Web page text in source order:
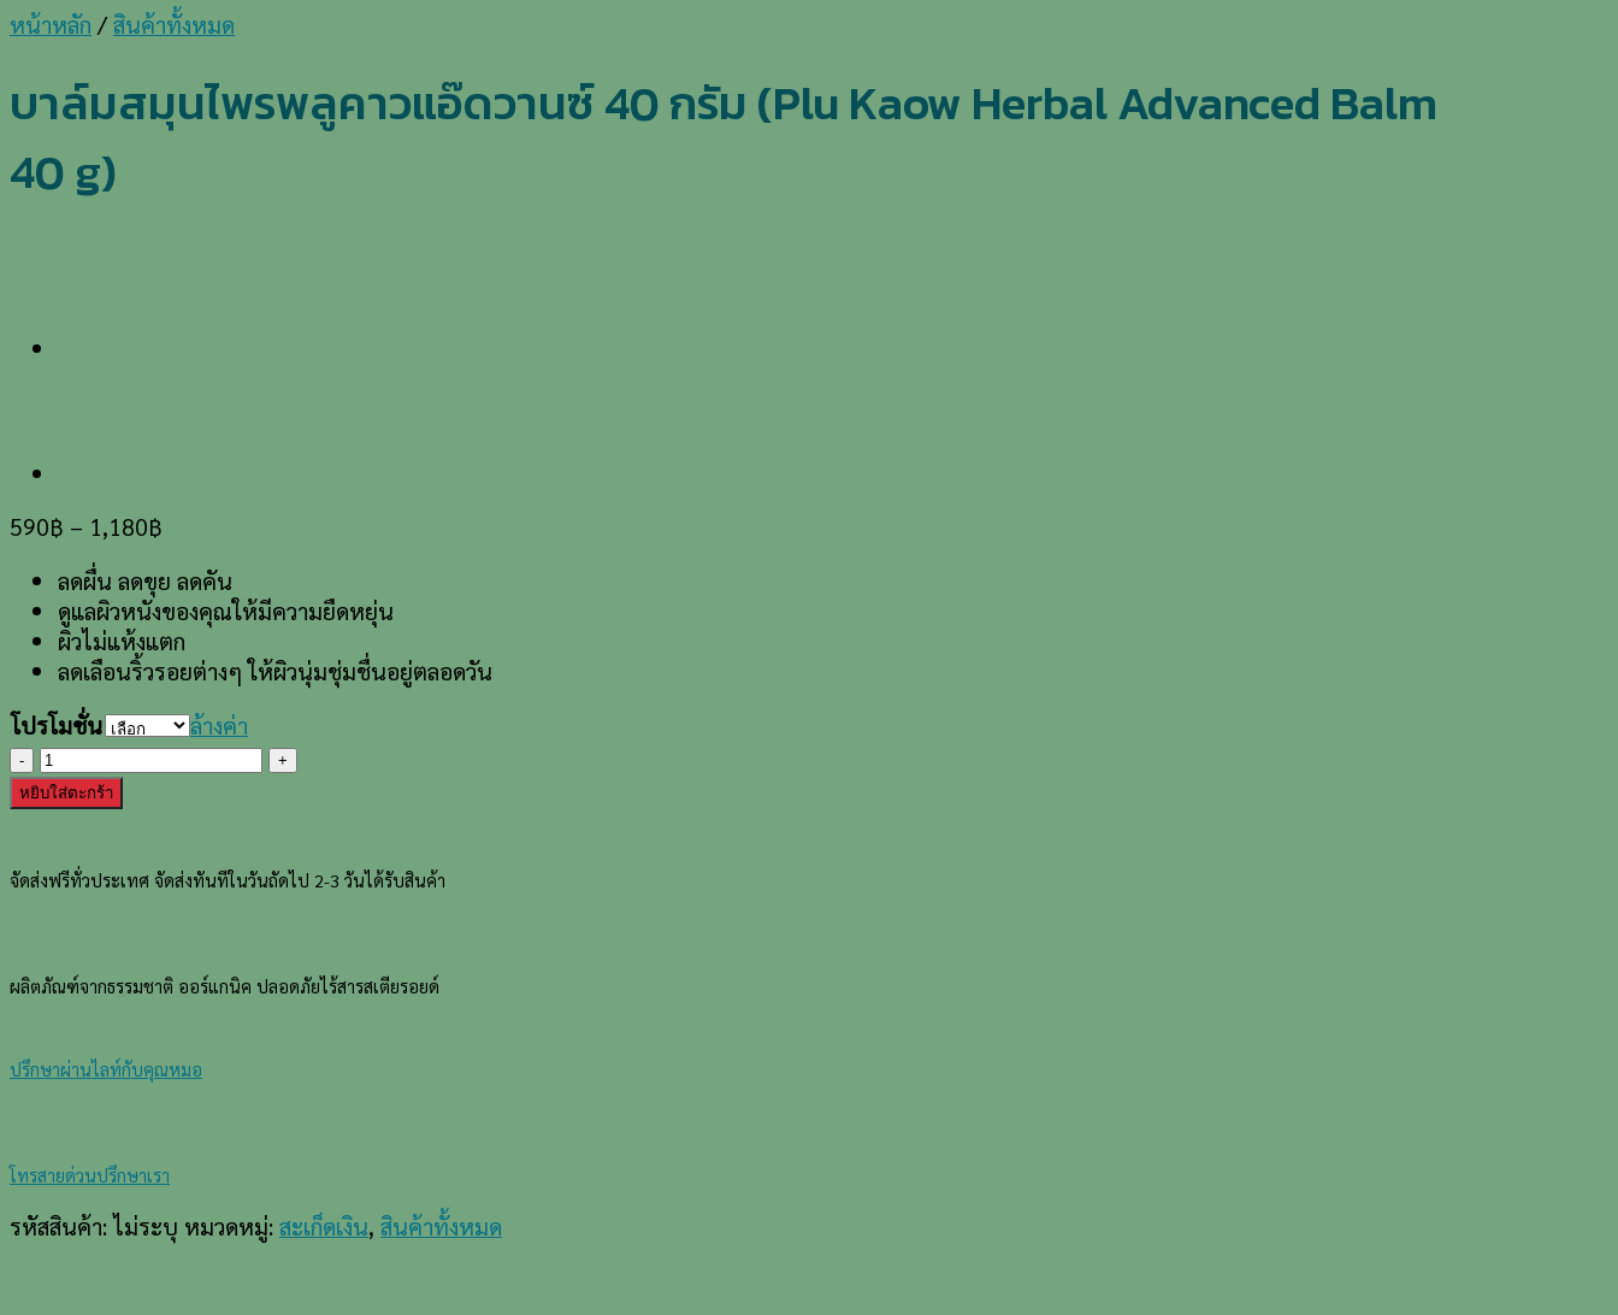
หน้าหลัก / สินค้าทั้งหมด
บาล์มสมุนไพรพลูคาวแอ๊ดวานซ์ 40 กรัม (Plu Kaow Herbal Advanced Balm
40 g)
590฿ – 1,180฿
ลดผื่น ลดขุย ลดคัน
ดูแลผิวหนังของคุณให้มีความยืดหยุ่น
ผิวไม่แห้งแตก
ลดเลือนริ้วรอยต่างๆ ให้ผิวนุ่มชุ่มชื่นอยู่ตลอดวัน
โปรโมชั่น
ล้างค่า
จำนวน
บาล์
ม
พลูคาว
40
(Plu
Kaow
Balm
g)
หยิบใส่ตะกร้า
จัดส่งฟรีทั่วประเทศ จัดส่งทันทีในวันถัดไป 2-3 วันได้รับสินค้า
ผลิตภัณฑ์จากธรรมชาติ ออร์แกนิค ปลอดภัยไร้สารสเตียรอยด์
ปรึกษาผ่านไลท์กับคุณหมอ
โทรสายด่วนปรึกษาเรา
รหัสสินค้า:ไม่ระบุ หมวดหมู่: สะเก็ดเงิน, สินค้าทั้งหมด